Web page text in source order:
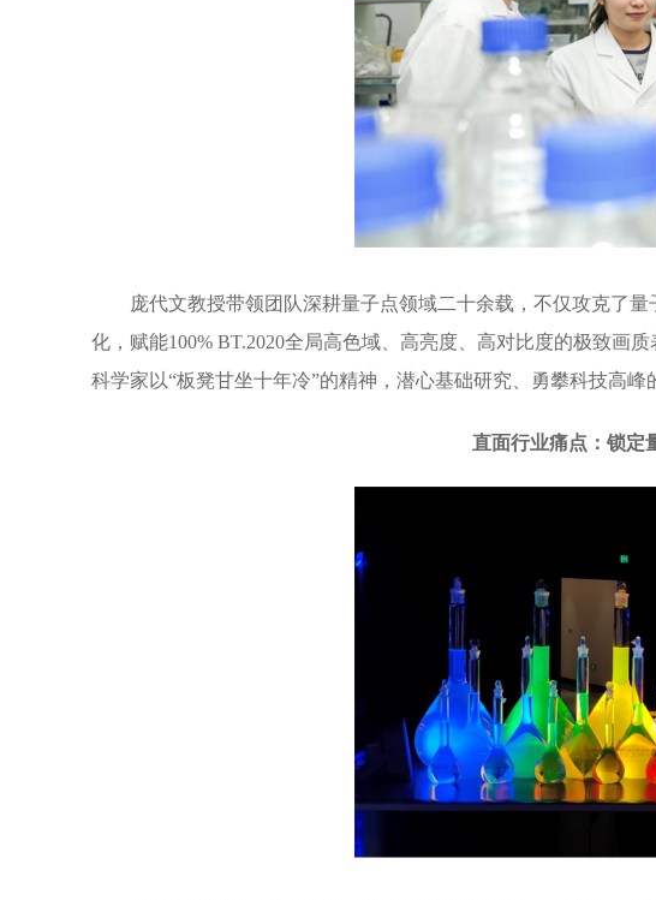
庞代文教授带领团队深耕量子点领域二十余载，不仅攻克了
化，赋能100% BT.2020全局高色域、高亮度、高对比度的极致画
科学家以“板凳甘坐十年冷”的精神，潜心基础研究、勇攀科技高峰
直面行业痛点：锁定